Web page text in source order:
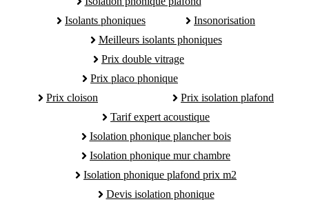
Isolants phoniques
Insonorisation
Meilleurs isolants phoniques
Prix double vitrage
Prix placo phonique
Prix cloison
Prix isolation plafond
Tarif expert acoustique
Isolation phonique plancher bois
Isolation phonique mur chambre
Isolation phonique plafond prix m2
Devis isolation phonique